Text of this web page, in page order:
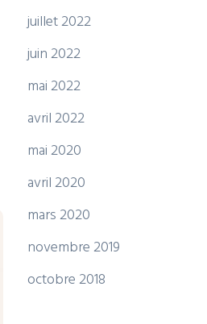
juillet 2022
juin 2022
mai 2022
avril 2022
mai 2020
avril 2020
mars 2020
novembre 2019
octobre 2018